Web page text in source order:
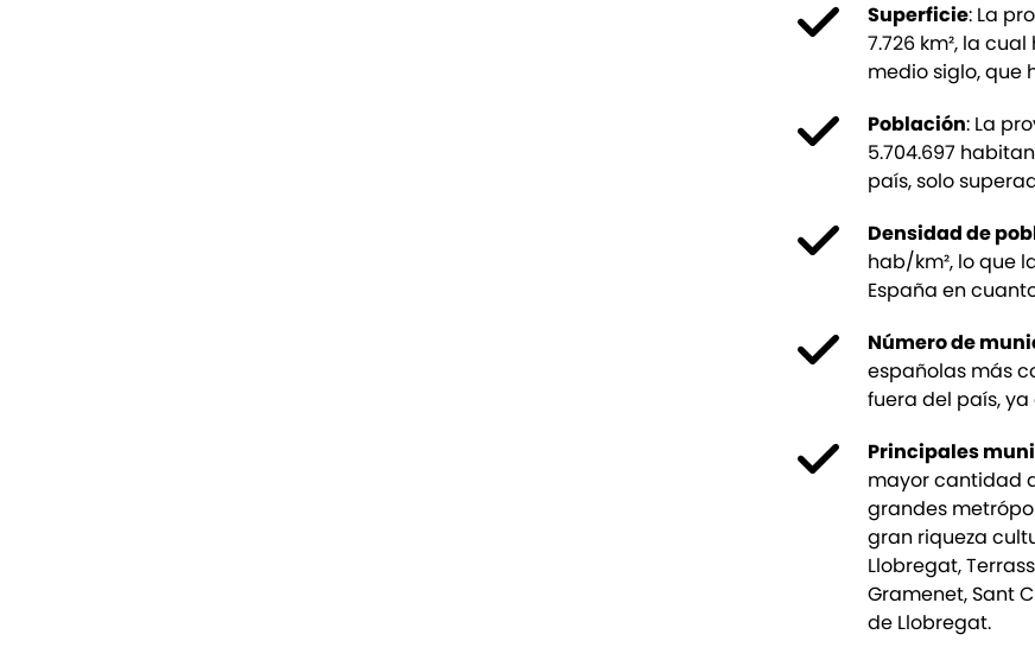
Superficie: La
7.726 km², la
medio siglo, que
Población: La
5.704.697
país, solo
Densidad de
hab/km², lo que
España en
Número de
españolas más
fuera del país, ya
Principales
mayor cantidad
grandes
gran riqueza
Llobregat,
Gramenet, Sant
de Llobregat.